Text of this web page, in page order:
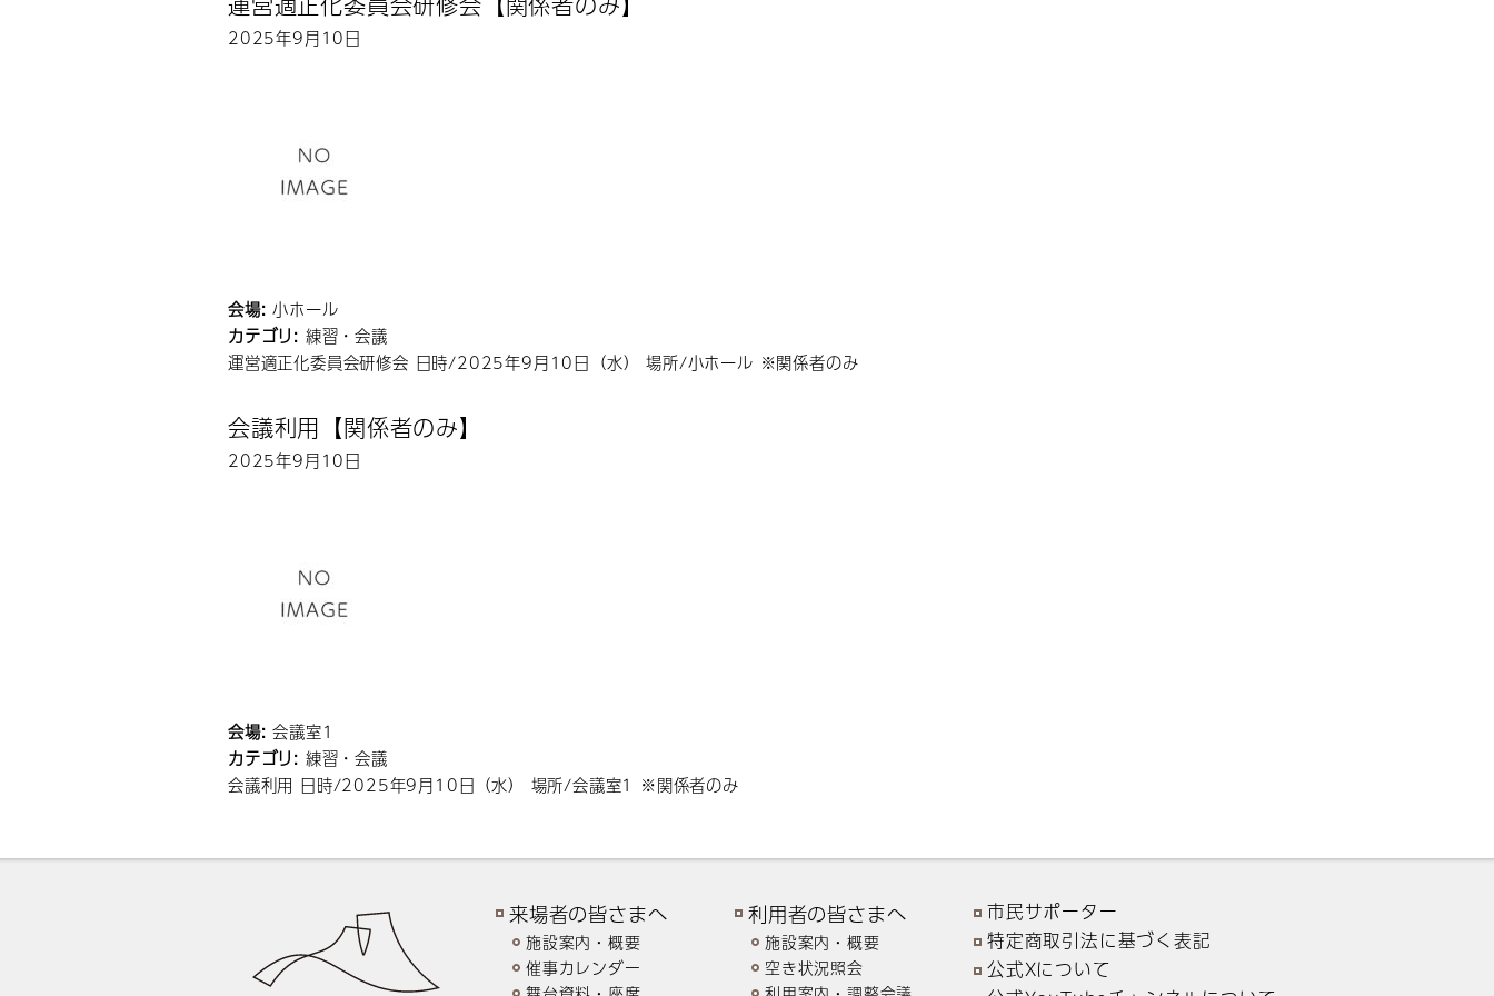
2025年9月10日
会場: 小ホール
カテゴリ: 練習・会議
運営適正化委員会研修会 日時/2025年9月10日（水） 場所/小ホール ※関係者のみ
会議利用【関係者のみ】
2025年9月10日
会場: 会議室1
カテゴリ: 練習・会議
会議利用 日時/2025年9月10日（水） 場所/会議室1 ※関係者のみ
来場者の皆さまへ
施設案内・概要
催事カレンダー
利用者の皆さまへ
施設案内・概要
空き状況照会
市民サポーター
特定商取引法に基づく表記
公式Xについて